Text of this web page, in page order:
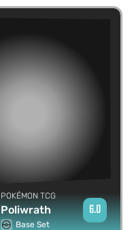
POKÉMON TCG
Poliwrath
Base Set
6.0